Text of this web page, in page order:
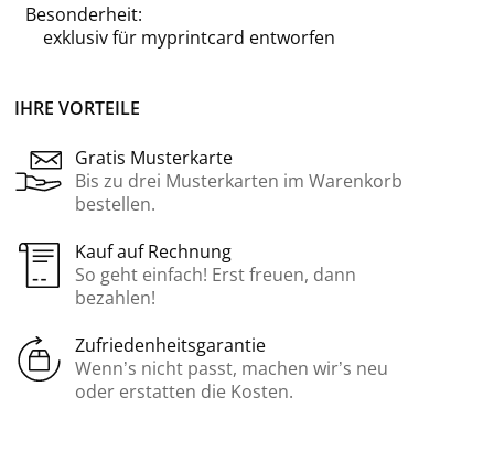
IHRE VORTEILE
Gratis Musterkarte
Bis zu drei Musterkarten im Warenkorb
bestellen.
Kauf auf Rechnung
So geht einfach! Erst freuen, dann
bezahlen!
Zufriedenheitsgarantie
Wenn’s nicht passt, machen wir’s neu
oder erstatten die Kosten.
Besonderheit:
exklusiv für myprintcard entworfen